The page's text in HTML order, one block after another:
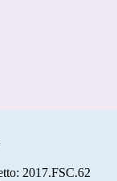
2017.FSC.62